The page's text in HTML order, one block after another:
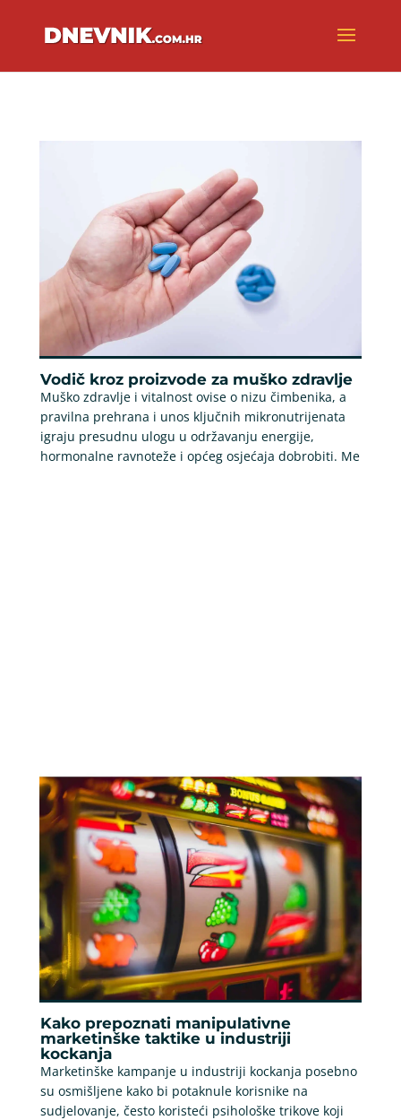
Vodič kroz proizvode za muško zdravlje
Muško zdravlje i vitalnost ovise o nizu čimbenika, a
pravilna prehrana i unos ključnih mikronutrijenata
igraju presudnu ulogu u održavanju energije,
hormonalne ravnoteže i općeg osjećaja dobrobiti. Me
Kako prepoznati manipulativne
marketinške taktike u industriji
kockanja
Marketinške kampanje u industriji kockanja posebno
su osmišljene kako bi potaknule korisnike na
sudjelovanje, često koristeći psihološke trikove koji